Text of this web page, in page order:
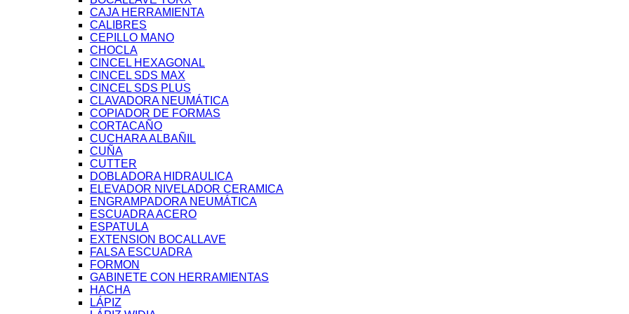
CAJA HERRAMIENTA
CALIBRES
CEPILLO MANO
CHOCLA
CINCEL HEXAGONAL
CINCEL SDS MAX
CINCEL SDS PLUS
CLAVADORA NEUMÁTICA
COPIADOR DE FORMAS
CORTACAÑO
CUCHARA ALBAÑIL
CUÑA
CUTTER
DOBLADORA HIDRAULICA
ELEVADOR NIVELADOR CERAMICA
ENGRAMPADORA NEUMÁTICA
ESCUADRA ACERO
ESPATULA
EXTENSION BOCALLAVE
FALSA ESCUADRA
FORMON
GABINETE CON HERRAMIENTAS
HACHA
LÁPIZ